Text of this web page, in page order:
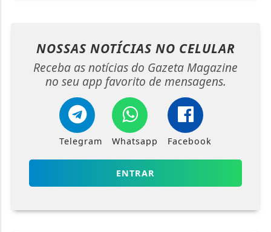
NOSSAS NOTÍCIAS NO CELULAR
Receba as notícias do Gazeta Magazine
no seu app favorito de mensagens.
Telegram Whatsapp Facebook
ENTRAR